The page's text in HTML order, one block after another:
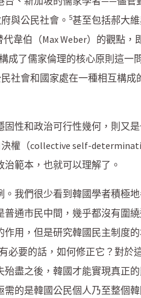
與公民社會。 5甚至包括郝大
韋伯（Max Weber）的觀點，
成了儒家倫理的核心原則這一
社會和國家處在一種相互構成
性和政治可行性幾何，則又
權（collective self-
範本，也就可以理解了。
我們很少看到韓國學者積極
通市民中間，幾乎都沒有圍
用，但是研究韓國民主制度
必要的話，如何修正它？對於
盡之後，韓國才能實現真正
的是韓國公民個人乃至整個